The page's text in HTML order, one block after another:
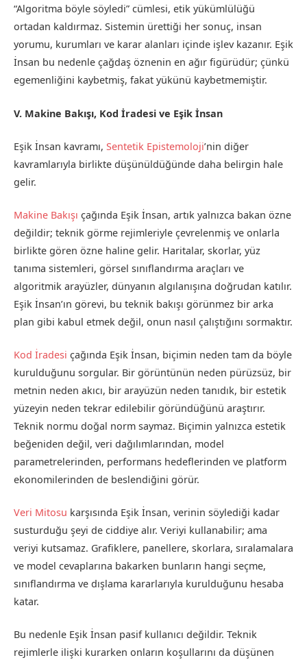
“Algoritma böyle söyledi” cümlesi, etik yükümlülüğü
ortadan kaldırmaz. Sistemin ürettiği her sonuç, insan
yorumu, kurumları ve karar alanları içinde işlev kazanır. Eşik
İnsan bu nedenle çağdaş öznenin en ağır figürüdür; çünkü
egemenliğini kaybetmiş, fakat yükünü kaybetmemiştir.
V. Makine Bakışı, Kod İradesi ve Eşik İnsan
Eşik İnsan kavramı, Sentetik Epistemoloji’nin diğer
kavramlarıyla birlikte düşünüldüğünde daha belirgin hale
gelir.
Makine Bakışı çağında Eşik İnsan, artık yalnızca bakan özne
değildir; teknik görme rejimleriyle çevrelenmiş ve onlarla
birlikte gören özne haline gelir. Haritalar, skorlar, yüz
tanıma sistemleri, görsel sınıflandırma araçları ve
algoritmik arayüzler, dünyanın algılanışına doğrudan katılır.
Eşik İnsan’ın görevi, bu teknik bakışı görünmez bir arka
plan gibi kabul etmek değil, onun nasıl çalıştığını sormaktır.
Kod İradesi çağında Eşik İnsan, biçimin neden tam da böyle
kurulduğunu sorgular. Bir görüntünün neden pürüzsüz, bir
metnin neden akıcı, bir arayüzün neden tanıdık, bir estetik
yüzeyin neden tekrar edilebilir göründüğünü araştırır.
Teknik normu doğal norm saymaz. Biçimin yalnızca estetik
beğeniden değil, veri dağılımlarından, model
parametrelerinden, performans hedeflerinden ve platform
ekonomilerinden de beslendiğini görür.
Veri Mitosu karşısında Eşik İnsan, verinin söylediği kadar
susturduğu şeyi de ciddiye alır. Veriyi kullanabilir; ama
veriyi kutsamaz. Grafiklere, panellere, skorlara, sıralamalara
ve model cevaplarına bakarken bunların hangi seçme,
sınıflandırma ve dışlama kararlarıyla kurulduğunu hesaba
katar.
Bu nedenle Eşik İnsan pasif kullanıcı değildir. Teknik
rejimlerle ilişki kurarken onların koşullarını da düşünen